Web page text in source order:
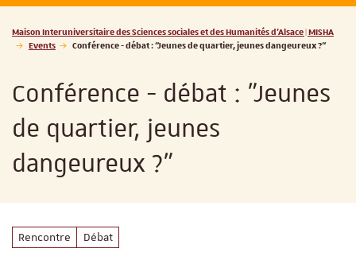
Vous êtes ici :
Maison Interuniversitaire des Sciences sociales et des Humanités d'Alsace | MISHA
Events
Conférence - débat : "Jeunes de quartier, jeunes dangeureux ?"
Conférence - débat : "Jeunes
de quartier, jeunes
dangeureux ?"
Rencontre Débat